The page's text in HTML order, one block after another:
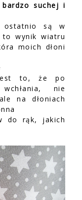
suchej i
są w
wynik wiatru
moich dłoni
to, że po
nie
na dłoniach
do rąk, jakich